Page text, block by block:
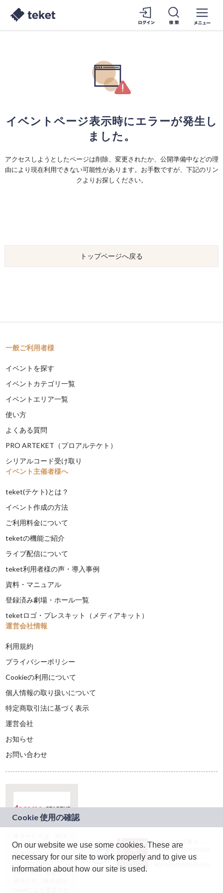
イベントページ表示時にエラーが発生し
ました。
アクセスしようとしたページは削除、変更されたか、公開準備中などの理
由により現在利用できない可能性があります。お手数ですが、下記のリン
クよりお探しください。
トップページへ戻る
一般ご利用者様
イベントを探す
イベントカテゴリ一覧
イベントエリア一覧
使い方
よくある質問
PRO ARTEKET（プロアルテケト）
シリアルコード受け取り
イベント主催者様へ
teket(テケト)とは？
イベント作成の方法
ご利用料金について
teketの機能ご紹介
ライブ配信について
teket利用者様の声・導入事例
資料・マニュアル
登録済み劇場・ホール一覧
teketロゴ・プレスキット（メディアキット）
運営会社情報
利用規約
プライバシーポリシー
Cookieの利用について
個人情報の取り扱いについて
特定商取引法に基づく表示
運営会社
お知らせ
お問い合わせ
ドコモグループの新
規事業創出プログラ
ム「docomo
STARTUP」を通じて
JASRAC許諾番号：
9024936001Y45037
JASRAC許諾番号：
On our website we use some cookies. These are
necessary for our site to work properly and to give us
information about how our site is used.